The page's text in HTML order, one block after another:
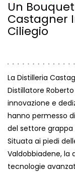
Un
Castagner
Ciliegio
La Distilleria
Distillatore
innovazione e
hanno permesso
del settore grappa
Situata ai piedi
Valdobbiadene, la
tecnologie